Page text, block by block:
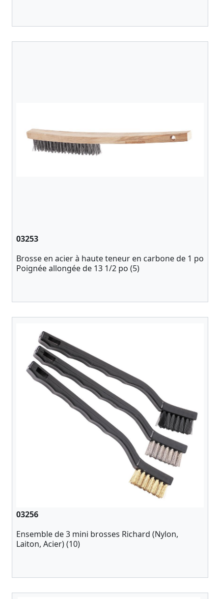
03253
Brosse en acier à haute teneur en carbone de 1 po
Poignée allongée de 13 1/2 po (5)
03256
Ensemble de 3 mini brosses Richard (Nylon,
Laiton, Acier) (10)